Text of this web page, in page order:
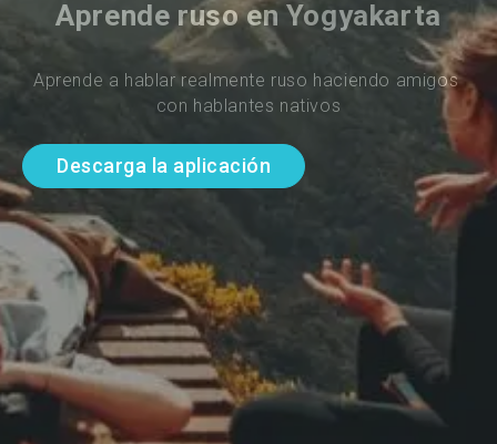
Aprende ruso en Yogyakarta
Aprende a hablar realmente ruso haciendo amigos
con hablantes nativos
Descarga la aplicación